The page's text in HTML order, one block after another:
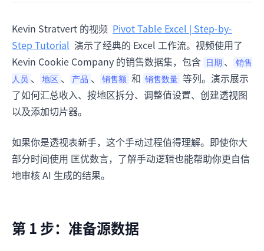
Kevin Stratvert 的视频 Pivot Table Excel | Step-by-
Step Tutorial 演示了经典的 Excel 工作流。视频使用了
Kevin Cookie Company 的销售数据集，包含
日期 、
销售
人员 、 地区 、 产品 、 销售额 和 销售数量 等列。演示展示
了如何汇总收入、按地区拆分、调整值设置、创建透视图
以及添加切片器。
如果你是透视表新手，这个手动过程值得理解。即使你大
部分时间使用 匡优数言，了解手动逻辑也能帮助你更自信
地审核 AI 生成的结果。
第 1 步：准备源数据